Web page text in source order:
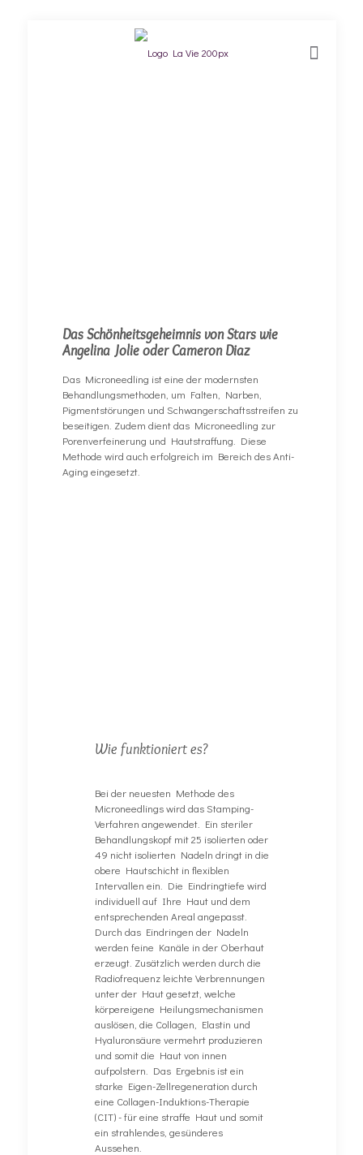
Das Schönheitsgeheimnis von Stars wie
Angelina Jolie oder Cameron Diaz
Das Microneedling ist eine der modernsten
Behandlungsmethoden, um Falten, Narben,
Pigmentstörungen und Schwangerschaftsstreifen zu
beseitigen. Zudem dient das Microneedling zur
Porenverfeinerung und Hautstraffung. Diese
Methode wird auch erfolgreich im Bereich des Anti-
Aging eingesetzt.
Wie funktioniert es?
Bei der neuesten Methode des
Microneedlings wird das Stamping-
Verfahren angewendet. Ein steriler
Behandlungskopf mit 25 isolierten oder
49 nicht isolierten Nadeln dringt in die
obere Hautschicht in flexiblen
Intervallen ein. Die Eindringtiefe wird
individuell auf Ihre Haut und dem
entsprechenden Areal angepasst.
Durch das Eindringen der Nadeln
werden feine Kanäle in der Oberhaut
erzeugt. Zusätzlich werden durch die
Radiofrequenz leichte Verbrennungen
unter der Haut gesetzt, welche
körpereigene Heilungsmechanismen
auslösen, die Collagen, Elastin und
Hyaluronsäure vermehrt produzieren
und somit die Haut von innen
aufpolstern. Das Ergebnis ist ein
starke Eigen-Zellregeneration durch
eine Collagen-Induktions-Therapie
(CIT) - für eine straffe Haut und somit
ein strahlendes, gesünderes
Aussehen.